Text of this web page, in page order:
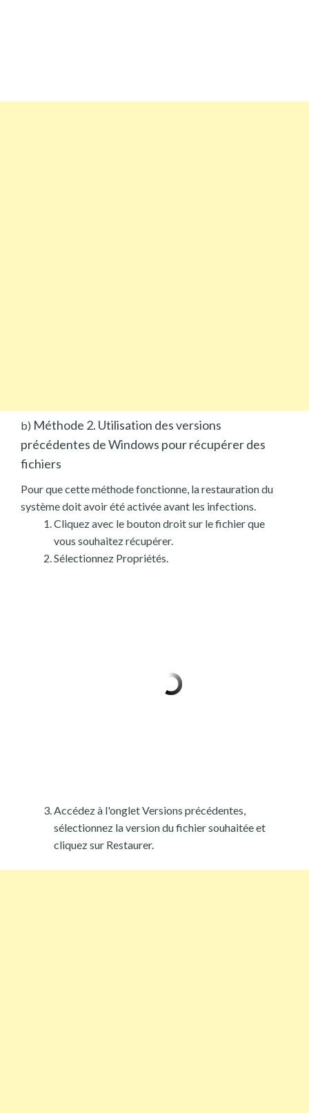
b) Méthode 2. Utilisation des versions
précédentes de Windows pour récupérer des
fichiers
Pour que cette méthode fonctionne, la restauration du
système doit avoir été activée avant les infections.
Cliquez avec le bouton droit sur le fichier que
vous souhaitez récupérer.
Sélectionnez Propriétés.
Accédez à l'onglet Versions précédentes,
sélectionnez la version du fichier souhaitée et
cliquez sur Restaurer.